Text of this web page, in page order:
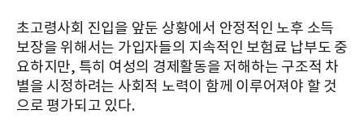
초고령사회 진입을 앞둔 상황에서 안정적인 노후 소득
보장을 위해서는 가입자들의 지속적인 보험료 납부도 중
요하지만, 특히 여성의 경제활동을 저해하는 구조적 차
별을 시정하려는 사회적 노력이 함께 이루어져야 할 것
으로 평가되고 있다.